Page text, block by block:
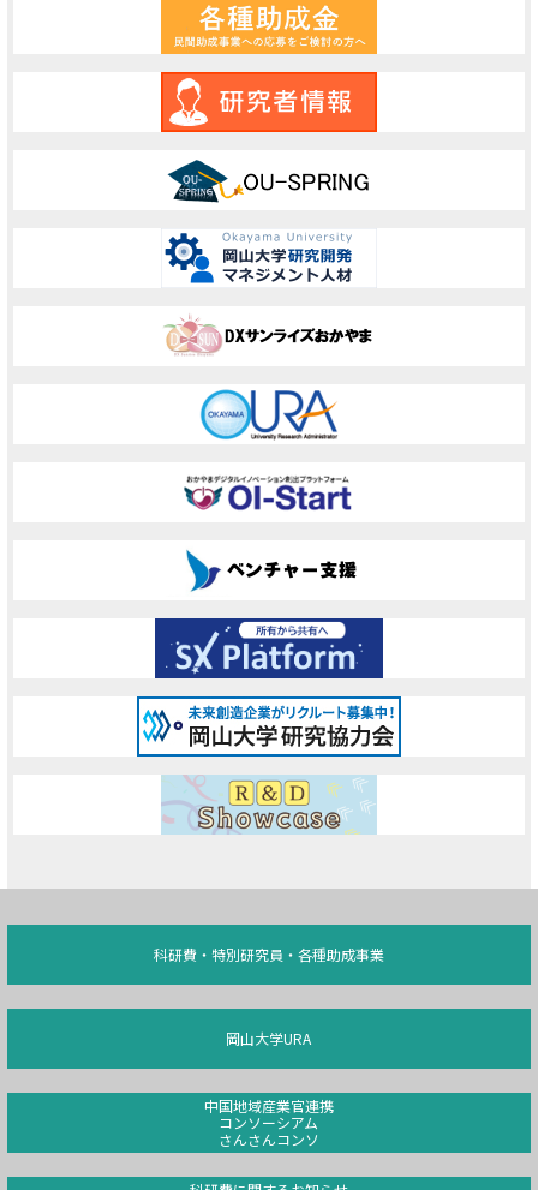
科研費・特別研究員・各種助成事業
岡山大学URA
中国地域産業官連携
コンソーシアム
さんさんコンソ